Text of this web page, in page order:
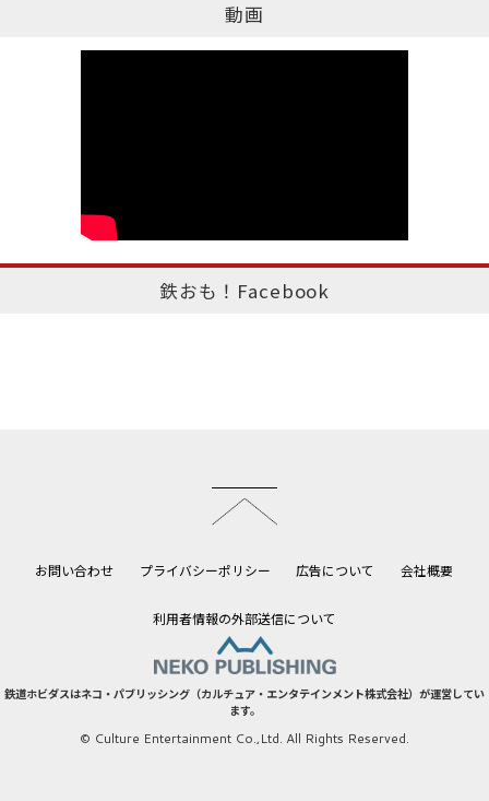
動画
鉄おも！Facebook
お問い合わせ プライバシーポリシー 広告について 会社概要
利用者情報の外部送信について
鉄道ホビダスはネコ・パブリッシング（カルチュア・エンタテインメント株式会社）が運営してい
ます。
© Culture Entertainment Co.,Ltd. All Rights Reserved.